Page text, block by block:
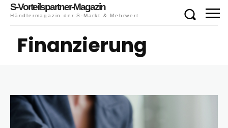
S-Vorteilspartner-Magazin
Händlermagazin der S-Markt & Mehrwert
Finanzierung